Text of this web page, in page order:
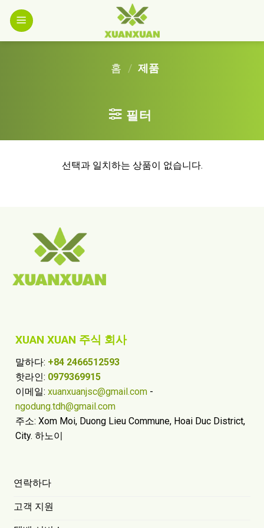
홈 / 제품
필터
선택과 일치하는 상품이 없습니다.
XUAN XUAN 주식 회사
말하다: +84 2466512593
핫라인: 0979369915
이메일: xuanxuanjsc@gmail.com -
ngodung.tdh@gmail.com
주소: Xom Moi, Duong Lieu Commune, Hoai Duc District,
City. 하노이
연락하다
고객 지원